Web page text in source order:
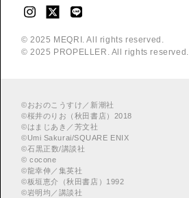
© 2025 MEQRI. All rights reserved.
© 2025 PROPELLER. All rights reserved.
©おおのこうすけ／新潮社
©桜井のりお（秋田書店）2018
©はまじあき／芳文社
© Umi Sakurai/SQUARE ENIX
©︎石黒正数/講談社
© cocone
©龍幸伸／集英社
©板垣恵介（秋田書店）1992
©岩明均／講談社